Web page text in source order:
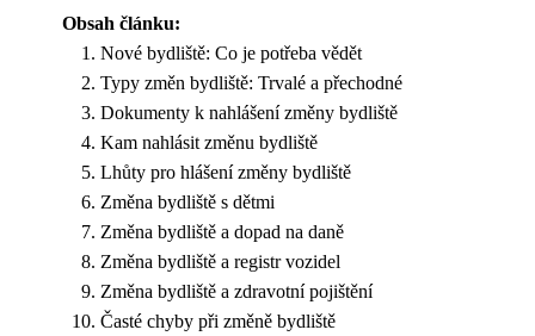
Obsah článku:
Nové bydliště: Co je potřeba vědět
Typy změn bydliště: Trvalé a přechodné
Dokumenty k nahlášení změny bydliště
Kam nahlásit změnu bydliště
Lhůty pro hlášení změny bydliště
Změna bydliště s dětmi
Změna bydliště a dopad na daně
Změna bydliště a registr vozidel
Změna bydliště a zdravotní pojištění
Časté chyby při změně bydliště